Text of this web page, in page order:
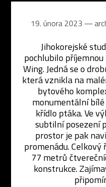
19. února 2023 ―
Jihokorejské
pochlubilo
Wing. Jedná se o
která vznikla na
bytového
monumentální
křídlo ptáka. Ve
subtilní posezení
prostor je pak
promenádu.
77 metrů
konstrukce.